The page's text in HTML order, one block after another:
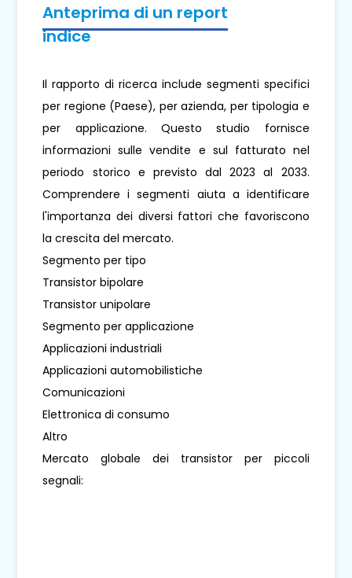
Anteprima di un report
indice
Il rapporto di ricerca include segmenti specifici
per regione (Paese), per azienda, per tipologia e
per applicazione. Questo studio fornisce
informazioni sulle vendite e sul fatturato nel
periodo storico e previsto dal 2023 al 2033.
Comprendere i segmenti aiuta a identificare
l'importanza dei diversi fattori che favoriscono
la crescita del mercato.
Segmento per tipo
Transistor bipolare
Transistor unipolare
Segmento per applicazione
Applicazioni industriali
Applicazioni automobilistiche
Comunicazioni
Elettronica di consumo
Altro
Mercato globale dei transistor per piccoli
segnali: